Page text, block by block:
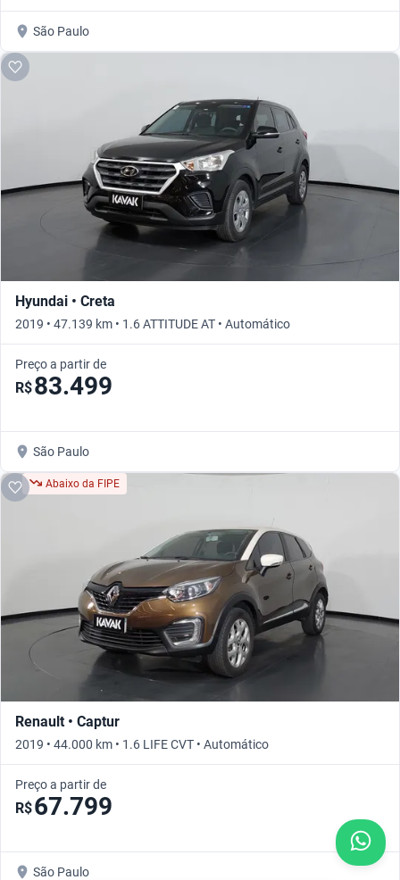
São Paulo
Hyundai • Creta
2019 • 47.139 km • 1.6 ATTITUDE AT • Automático
Preço a partir de
R$83.499
São Paulo
Abaixo da FIPE
Renault • Captur
2019 • 44.000 km • 1.6 LIFE CVT • Automático
Preço a partir de
R$67.799
São Paulo